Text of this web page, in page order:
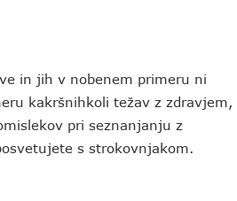
in jih v nobenem primeru ni
kakršnihkoli težav z zdravjem,
pri seznanjanju z
s strokovnjakom.